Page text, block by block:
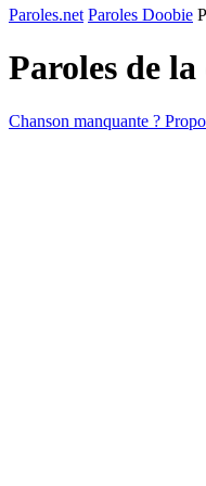
Paroles.net Paroles Doobie
Paroles de
Chanson manquante ?